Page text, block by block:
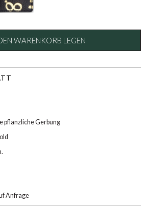
WARENKORB LEGEN
pflanzliche Gerbung
Anfrage